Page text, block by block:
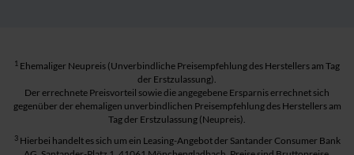
1 Ehemaliger Neupreis (Unverbindliche Preisempfehlung des Herstellers am Tag
der Erstzulassung).
Der errechnete Preisvorteil sowie die angegebene Ersparnis errechnet sich
gegenüber der ehemaligen unverbindlichen Preisempfehlung des Herstellers am
Tag der Erstzulassung (Neupreis).
3Hierbei handelt es sich um ein Leasing-Angebot der Santander Consumer Bank